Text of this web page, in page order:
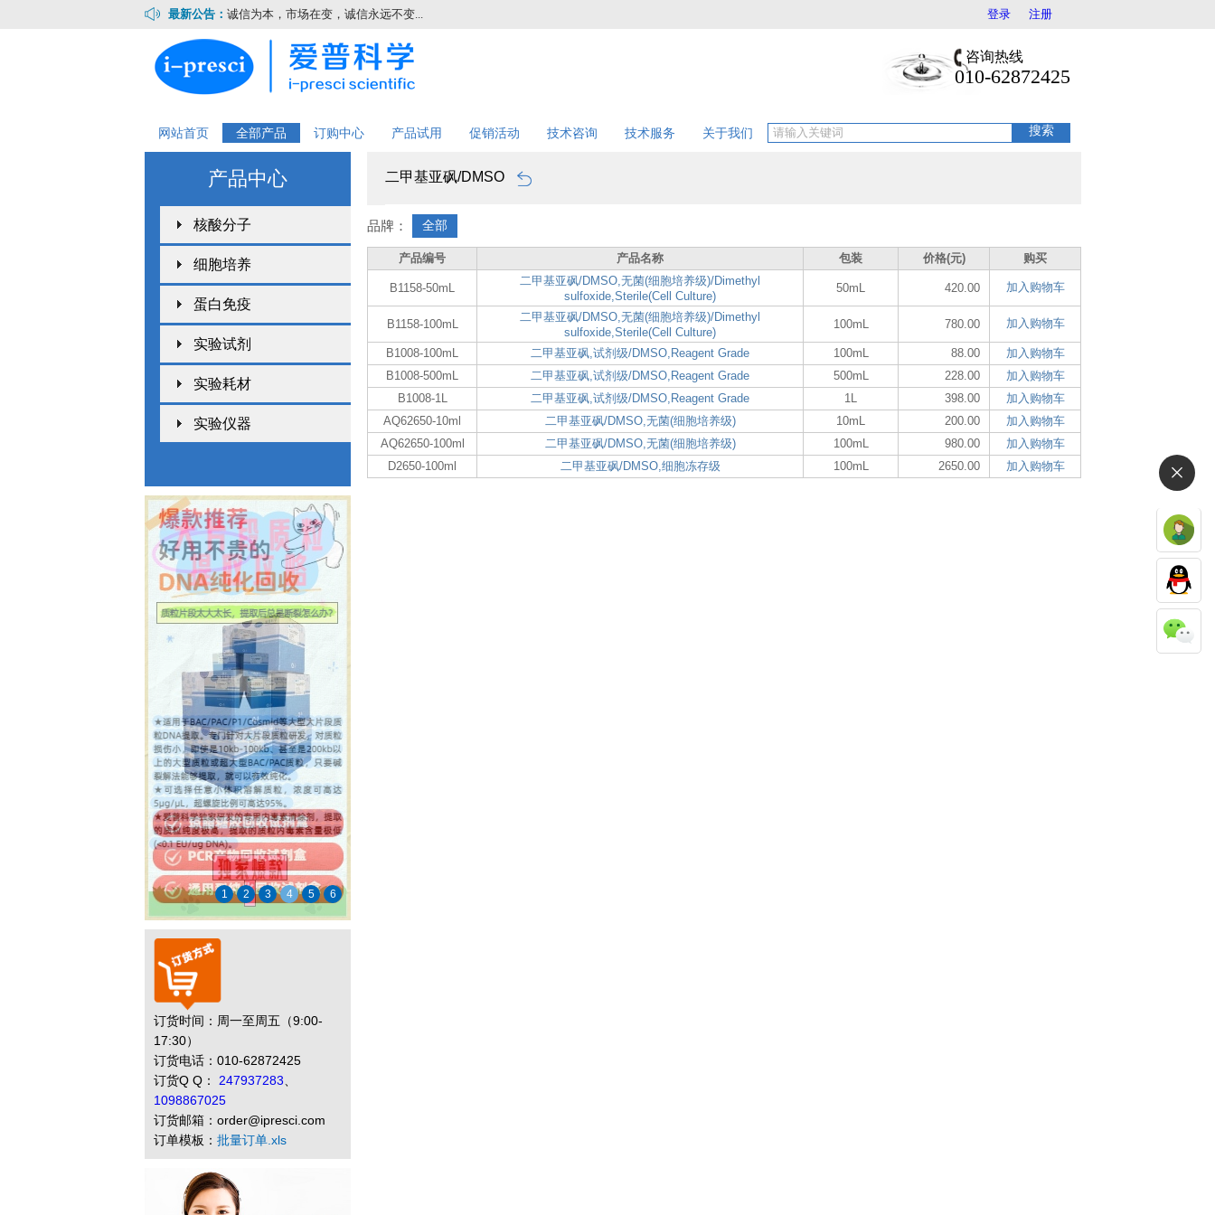
最新公告： 诚信为本，市场在变，诚信永远不变... 登录 注册
咨询热线
010-62872425
网站首页 全部产品 订购中心 产品试用 促销活动 技术咨询 技术服务 关于我们 搜索
产品中心
核酸分子
细胞培养
蛋白免疫
实验试剂
实验耗材
实验仪器
1 2 3 4 5 6
订货时间：周一至周五（9:00-
17:30）
订货电话：010-62872425
订货Q Q： 247937283
1098867025
订货邮箱：order@ipresci.com
订单模板： 批量订单.xls
二甲基亚砜/DMSO
品牌： 全部
产品编号 产品名称 包装 价格(元) 购买
B1158-50mL
二甲基亚砜/DMSO,无菌(细胞培养级)/Dimethyl
sulfoxide,Sterile(Cell Culture)
50mL 420.00 加入购物车
B1158-100mL
二甲基亚砜/DMSO,无菌(细胞培养级)/Dimethyl
sulfoxide,Sterile(Cell Culture)
100mL 780.00 加入购物车
B1008-100mL 二甲基亚砜,试剂级/DMSO,Reagent Grade 100mL 88.00
加入购物车
B1008-500mL
二甲基亚砜,试剂级/DMSO,Reagent Grade 500mL 228.00
加入购物车
B1008-1L
二甲基亚砜,试剂级/DMSO,Reagent Grade 1L 398.00
加入购物车
AQ62650-10ml
二甲基亚砜/DMSO,无菌(细胞培养级) 10mL 200.00
加入购物车
AQ62650-100ml
二甲基亚砜/DMSO,无菌(细胞培养级) 100mL 980.00
加入购物车
D2650-100ml
二甲基亚砜/DMSO,细胞冻存级 100mL 2650.00 加入购物车